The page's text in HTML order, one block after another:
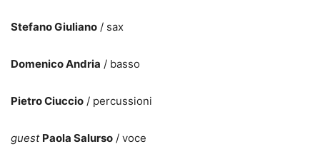
Stefano Giuliano / sax
Domenico Andria / basso
Pietro Ciuccio / percussioni
guest Paola Salurso / voce